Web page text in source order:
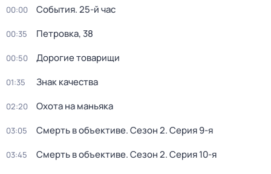
00:00 События. 25-й час
00:35 Петровка, 38
00:50 Дорогие товарищи
01:35 Знак качества
02:20 Охота на маньяка
03:05 Смерть в объективе. Сезон 2. Серия 9-я
03:45 Смерть в объективе. Сезон 2. Серия 10-я